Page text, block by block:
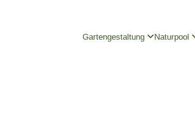
Gartengestaltung Naturpool